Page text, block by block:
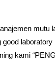
mutu
kami